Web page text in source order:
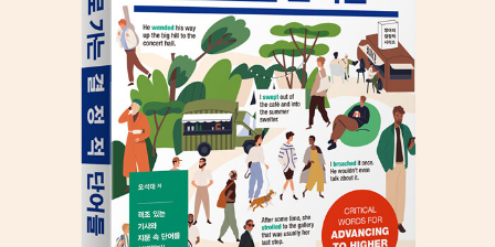
『한 문장으로 통하는 영어』 『영어회화 Big빅표현 1,500 소설편』 『영
어회화 Big빅표현 1,500 드라마편』 『영어회화 Big빅표현 1,500 영화
편』(근간) 『하루 10분 영어 필사 긍정의 한 줄』 『영어회화 필수 단어
무작정 따라하기』 『영어회화 끝장패턴』 『리딩쇼킹』 『오석태의 영어
회화 끝장레슨』 『악마는 프라다를 입는다 자막없이 보기』 『오석태 4
주 영어특강』 『오석태의 말하는 영어』 『영어회화 무작정 따라 하기』
『영어회화 4주 만에 끝내기』 『Why Grammar』 『독해 내 맘대로 돼
라』 『영어회화 내 맘대로 돼라』 『오석태의 일석삼조 영어회화』 『말하